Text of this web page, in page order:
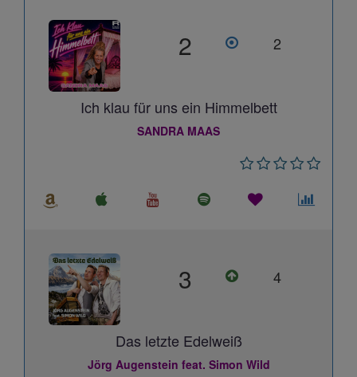
2 2
Ich klau für uns ein Himmelbett
SANDRA MAAS
3 4
Das letzte Edelweiß
Jörg Augenstein feat. Simon Wild